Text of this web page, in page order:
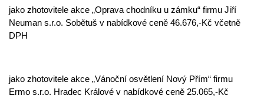
jako zhotovitele akce „Oprava chodníku u zámku“ firmu Jiří
Neuman s.r.o. Sobětuš v nabídkové ceně 46.676,-Kč včetně
DPH
jako zhotovitele akce „Vánoční osvětlení Nový Přím“ firmu
Ermo s.r.o. Hradec Králové v nabídkové ceně 25.065,-Kč